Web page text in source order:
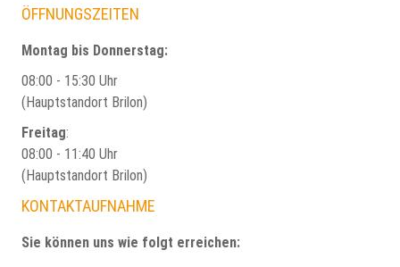
ÖFFNUNGSZEITEN
Montag bis Donnerstag:
08:00 - 15:30 Uhr
(Hauptstandort Brilon)
Freitag:
08:00 - 11:40 Uhr
(Hauptstandort Brilon)
KONTAKTAUFNAHME
Sie können uns wie folgt erreichen: